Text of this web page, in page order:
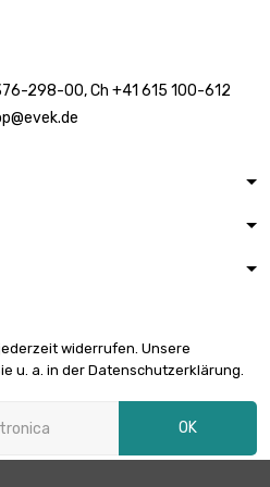
:
6,05 €
298-00, Ch +41 615 100-612
widerrufen. Unsere
u. a. in der Datenschutzerklärung.
OK